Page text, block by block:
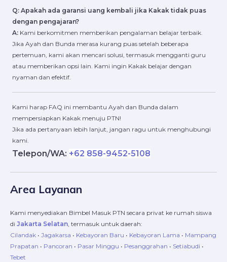
Q: Apakah ada garansi uang kembali jika Kakak tidak puas
dengan pengajaran?
A:Kami berkomitmen memberikan pengalaman belajar terbaik.
Jika Ayah dan Bunda merasa kurang puas setelah beberapa
pertemuan, kami akan mencari solusi, termasuk mengganti guru
atau memberikan opsi lain. Kami ingin Kakak belajar dengan
nyaman dan efektif.
Kami harap FAQ ini membantu Ayah dan Bunda dalam
mempersiapkan Kakak menuju PTN!
Jika ada pertanyaan lebih lanjut, jangan ragu untuk menghubungi
kami.
Telepon/WA: +62 858-9452-5108
Area Layanan
Kami menyediakan Bimbel Masuk PTN secara privat ke rumah siswa
di Jakarta Selatan , termasuk untuk daerah:
Cilandak • Jagakarsa • Kebayoran Baru • Kebayoran Lama • Mampang
Prapatan • Pancoran • Pasar Minggu • Pesanggrahan • Setiabudi •
Tebet